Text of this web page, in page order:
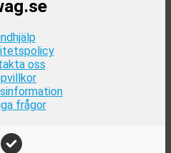
oss
frågor